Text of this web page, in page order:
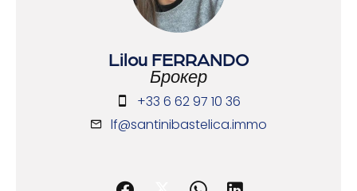
Lilou FERRANDO
Брокер
+33 6 62 97 10 36
lf@santinibastelica.immo